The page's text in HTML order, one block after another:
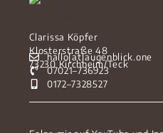
Clarissa Köpfer
Klosterstraße 48
73230 Kirchheim/Teck
hallo[at]augenblick.one
07021–736923
0172–7328527